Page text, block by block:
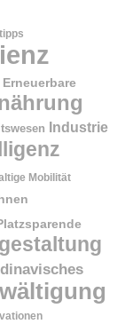
Erneuerbare
Industrie
Mobilität